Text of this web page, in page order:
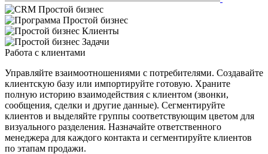
Работа с клиентами
Управляйте взаимоотношениями с потребителями. Создавайте
клиентскую базу или импортируйте готовую. Храните
полную историю взаимодействия с клиентом (звонки,
сообщения, сделки и другие данные). Сегментируйте
клиентов и выделяйте группы соответствующим цветом для
визуального разделения. Назначайте ответственного
менеджера для каждого контакта и сегментируйте клиентов
по этапам продажи.